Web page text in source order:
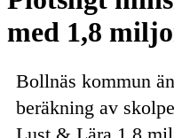
med 1,8
Bollnäs kommun
beräkning av